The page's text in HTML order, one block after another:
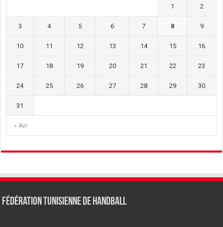
« Avr
1 2
3 4 5 6 7 8 9
10 11 12 13 14 15 16
17 18 19 20 21 22 23
24 25 26 27 28 29 30
31
Fédération tunisienne de Handball